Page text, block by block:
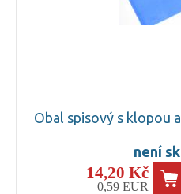
Obal spisový s klopou
není
14,20 Kč
0,59 EUR